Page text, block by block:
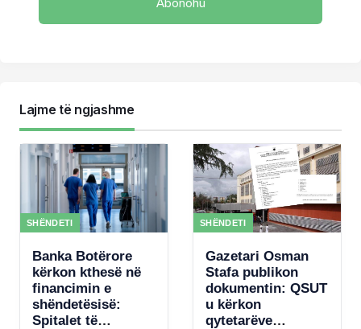
Lajme të ngjashme
SHËNDETI
Banka Botërore
kërkon kthesë në
financimin e
shëndetësisë:
Spitalet të
SHËNDETI
Gazetari Osman
Stafa publikon
dokumentin: QSUT
u kërkon
qytetarëve